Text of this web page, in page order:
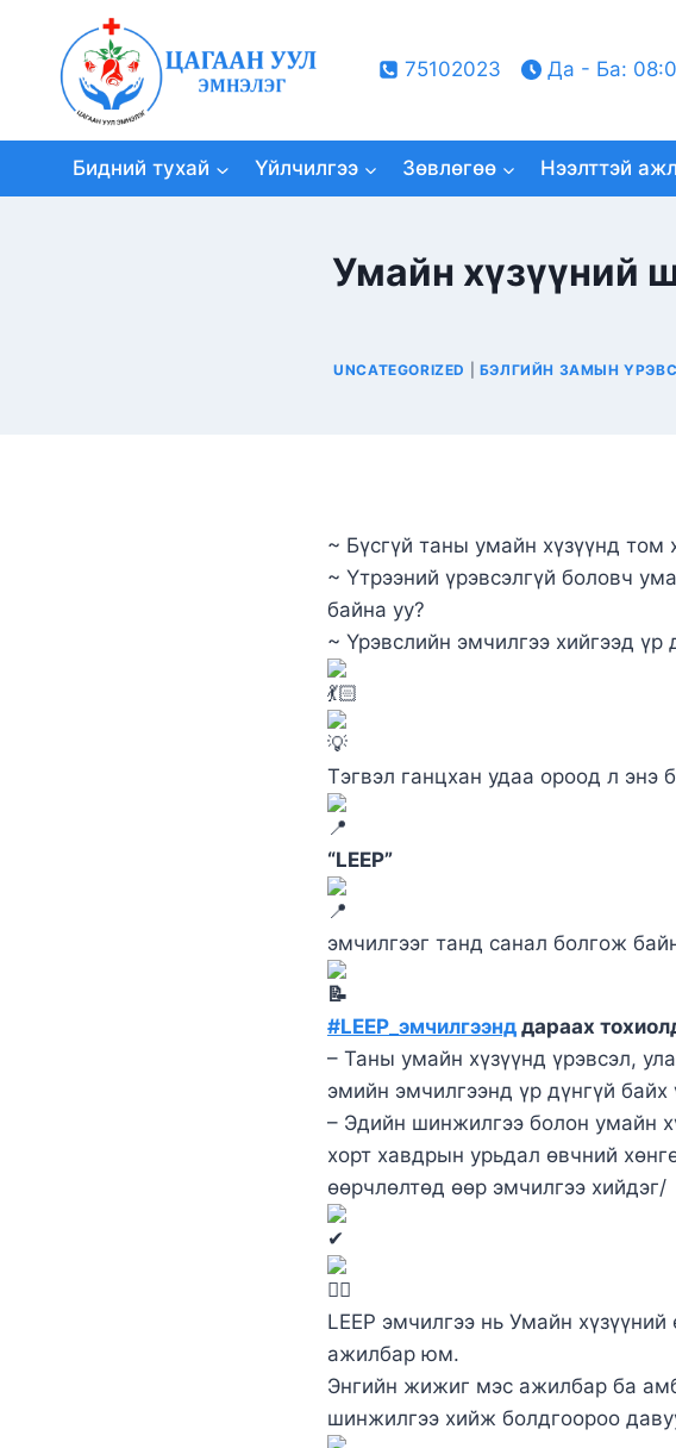
content
75102023 Да - Ба:
Бидний тухай Үйлчилгээ Зөвлөгөө Нээлттэй
Умайн хүзүүний
UNCATEGORIZED БЭЛГИЙН ЗАМЫН
~ Бүсгүй таны умайн хүзүүнд
~ Үтрээний үрэвсэлгүй боловч
байна уу?
~ Үрэвслийн эмчилгээ хийгээд үр
Тэгвэл ганцхан удаа ороод л энэ
“LEEP”
эмчилгээг танд санал болгож
#LEEP_эмчилгээнд дараах
– Таны умайн хүзүүнд үрэвсэл,
эмийн эмчилгээнд үр дүнгүй байх
– Эдийн шинжилгээ болон умайн
хорт хавдрын урьдал өвчний
өөрчлөлтөд өөр эмчилгээ хийдэг/
LEEP эмчилгээ нь Умайн
ажилбар юм.
Энгийн жижиг мэс ажилбар ба
шинжилгээ хийж болдгоороо